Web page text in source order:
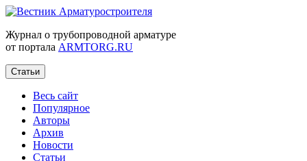
Журнал о трубопроводной арматуре
от портала ARMTORG.RU
Статьи
Весь сайт
Популярное
Авторы
Архив
Новости
Статьи